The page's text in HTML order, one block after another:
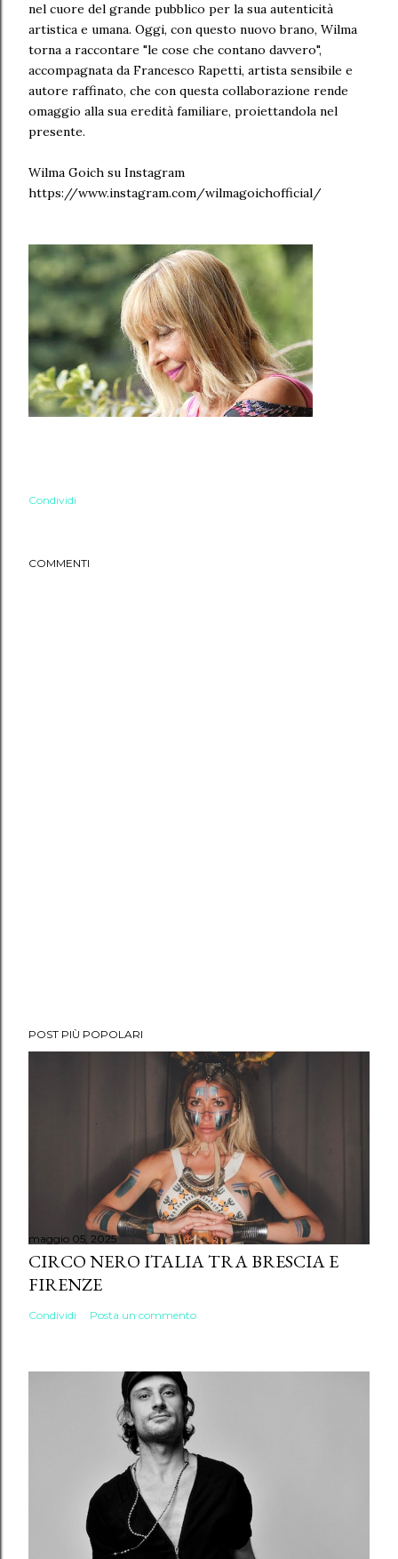
nel cuore del grande pubblico per la sua autenticità
artistica e umana. Oggi, con questo nuovo brano, Wilma
torna a raccontare "le cose che contano davvero",
accompagnata da Francesco Rapetti, artista sensibile e
autore raffinato, che con questa collaborazione rende
omaggio alla sua eredità familiare, proiettandola nel
presente.
Wilma Goich su Instagram
https://www.instagram.com/wilmagoichofficial/
Condividi
COMMENTI
POST PIÙ POPOLARI
maggio 05, 2025
CIRCO NERO ITALIA TRA BRESCIA E
FIRENZE
Condividi Posta un commento